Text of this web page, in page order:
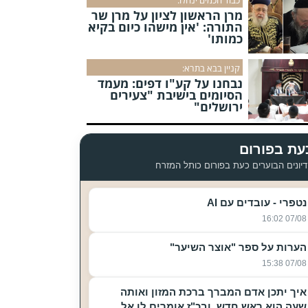
מרן הראשון לציון על מרן שר
התורה: 'אין מישהו כיום בקיא
כמותו'
קניין בבא בתרא:
נבחנו על קע"ו דפים: מעמד
הסיומים בישיבת "צעירים
ירושלים"
בפורום
הבוערים כעת בפורום כותל המזרח
נטפרי - עובדים עם AI
07/08 16:02
הערות על ספר "אוצר השיער"
07/08 15:38
איך יתכן אדם המברך ברכת המזון ואותה